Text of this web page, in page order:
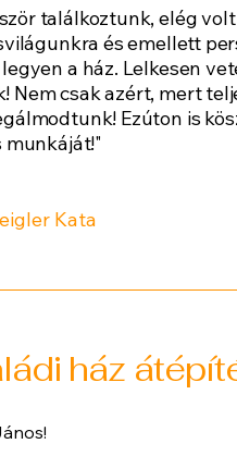
találkoztunk, elég
és emellett
a ház. Lelkesen
Nem csak azért, mert
Ezúton is
Kata
ház